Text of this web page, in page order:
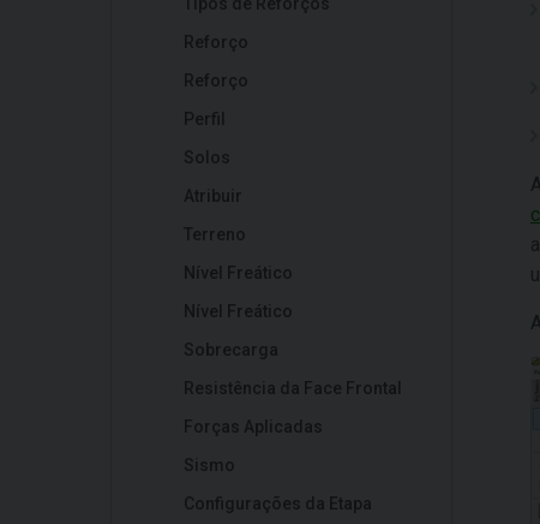
Reforço
Reforço
Perfil
Solos
Atribuir
Terreno
Nível Freático
Nível Freático
Sobrecarga
Resistência da Face Frontal
Forças Aplicadas
Sismo
Configurações da Etapa